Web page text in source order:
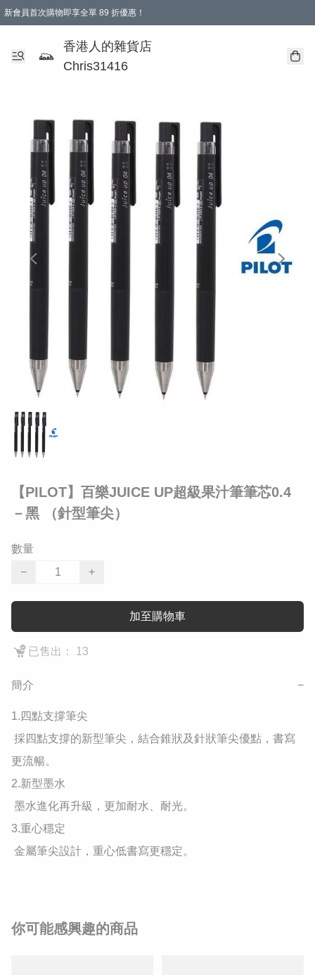
新會員首次購物即享全單 89 折優惠！
購物滿 HKD 499.00即享免運費優惠！（適用於 本地送貨、本地取貨 )
【滿 $300 專屬驚喜：無聲信物（最後一批）】
香港人的雜貨店
Chris31416
【PILOT】百樂JUICE UP超級果汁筆筆芯0.4
－黑 （針型筆尖）
數量
−
+
加至購物車
已售出： 13
簡介 −
1.四點支撐筆尖
更流暢。
2.新型墨水
3.重心穩定
金屬筆尖設計，重心低書寫更穩定。
你可能感興趣的商品